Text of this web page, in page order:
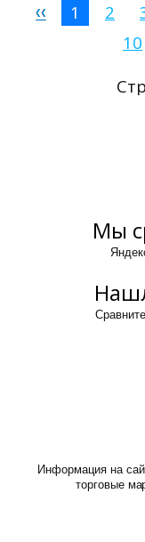
1
2
10
Мы
Информация на
торговые